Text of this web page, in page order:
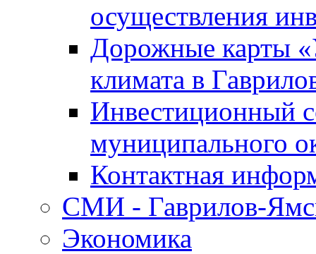
осуществления
Дорожные карты
климата в
Инвестиционный
муниципального
Контактная
СМИ - Гаврилов-
Экономика